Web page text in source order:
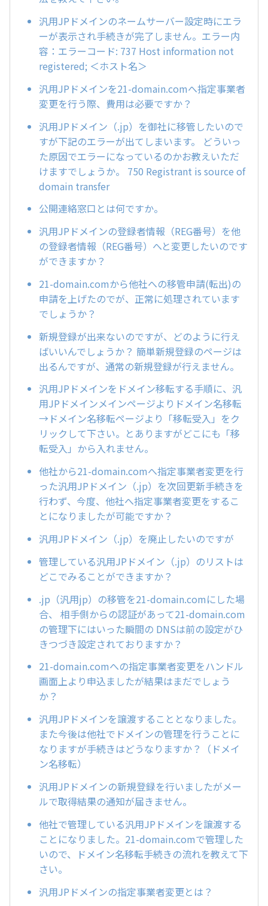
汎用JPドメインのネームサーバー設定時にエラ
ーが表示され手続きが完了しません。エラー内
容：エラーコード: 737 Host information not
registered; ＜ホスト名＞
汎用JPドメインを21-domain.comへ指定事業者
変更を行う際、費用は必要ですか？
汎用JPドメイン（.jp）を御社に移管したいので
すが下記のエラーが出てしまいます。 どういっ
た原因でエラーになっているのかお教えいただ
けますでしょうか。 750 Registrant is source of
domain transfer
公開連絡窓口とは何ですか。
汎用JPドメインの登録者情報（REG番号）を他
の登録者情報（REG番号）へと変更したいのです
ができますか？
21-domain.comから他社への移管申請(転出)の
申請を上げたのでが、正常に処理されています
でしょうか？
新規登録が出来ないのですが、どのように行え
ばいいんでしょうか？ 簡単新規登録のページは
出るんですが、通常の新規登録が行えません。
汎用JPドメインをドメイン移転する手順に、汎
用JPドメインメインページよりドメイン名移転
→ドメイン名移転ページより「移転受入」をク
リックして下さい。とありますがどこにも「移
転受入」から入れません。
他社から21-domain.comへ指定事業者変更を行
った汎用JPドメイン（.jp）を次回更新手続きを
行わず、今度、他社へ指定事業者変更をするこ
とになりましたが可能ですか？
汎用JPドメイン（.jp）を廃止したいのですが
管理している汎用JPドメイン（.jp）のリストは
どこでみることができますか？
.jp（汎用jp）の移管を21-domain.comにした場
合、 相手側からの認証があって21-domain.com
の管理下にはいった瞬間の DNSは前の設定がひ
きつづき設定されておりますか？
21-domain.comへの指定事業者変更をハンドル
画面上より申込ましたが結果はまだでしょう
か？
汎用JPドメインを譲渡することとなりました。
また今後は他社でドメインの管理を行うことに
なりますが手続きはどうなりますか？（ドメイ
ン名移転）
汎用JPドメインの新規登録を行いましたがメー
ルで取得結果の通知が届きません。
他社で管理している汎用JPドメインを譲渡する
ことになりました。21-domain.comで管理した
いので、ドメイン名移転手続きの流れを教えて下
さい。
汎用JPドメインの指定事業者変更とは？